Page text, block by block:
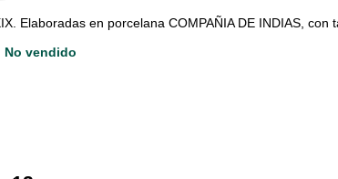
Elaboradas en porcelana COMPAÑIA DE INDIAS,
No vendido